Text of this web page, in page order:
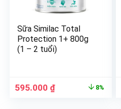
Sữa Similac Total
Protection 1+ 800g
(1 – 2 tuổi)
595.000 ₫ 8%